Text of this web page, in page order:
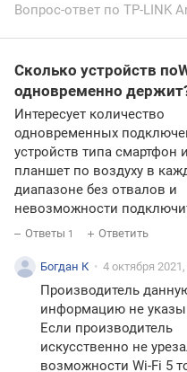
Вопрос-ответ по TP-LINK
Сколько устройств
одновременно
Интересует количество
одновременных
устройств типа смартфон и
планшет по воздуху в
диапазоне без отвалов и
невозможности
Ответы 1 Ответить
Богдан К 4 октября
Производитель
информацию не
Если производитель
искусственно не
возможности Wi-Fi 5